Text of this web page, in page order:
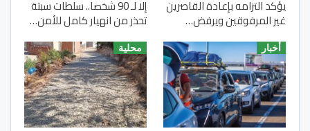
يؤكد التزامه بإعادة القاصرين
غير المرفوقين ويرفض…
إلا لـ 90 شخصا.. سلطات سبتة
تحذر من انهيار كامل للأمن…
أخبار محلية